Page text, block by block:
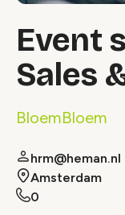
Event
Sales
BloemBloem
hrm@heman.nl
Amsterdam
0